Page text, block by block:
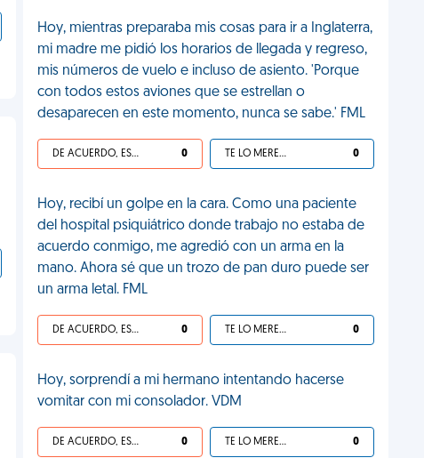
Hoy, mientras preparaba mis cosas para ir a Inglaterra,
mi madre me pidió los horarios de llegada y regreso,
mis números de vuelo e incluso de asiento. 'Porque
con todos estos aviones que se estrellan o
desaparecen en este momento, nunca se sabe.' FML
DE ACUERDO, ES UNA VIDA HP 0 TE LO MERECES 0
Hoy, recibí un golpe en la cara. Como una paciente
del hospital psiquiátrico donde trabajo no estaba de
acuerdo conmigo, me agredió con un arma en la
mano. Ahora sé que un trozo de pan duro puede ser
un arma letal. FML
DE ACUERDO, ES UNA VIDA HP 0 TE LO MERECES 0
Hoy, sorprendí a mi hermano intentando hacerse
vomitar con mi consolador. VDM
DE ACUERDO, ES UNA VIDA HP 0 TE LO MERECES 0